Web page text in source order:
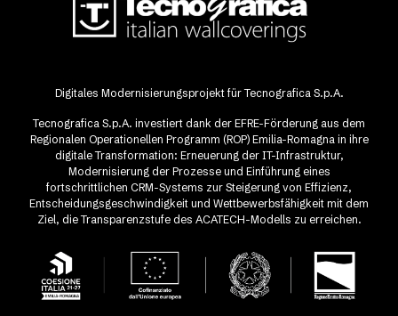
Digitales Modernisierungsprojekt für Tecnografica S.p.A.
Tecnografica S.p.A. investiert dank der EFRE-Förderung aus dem
Regionalen Operationellen Programm (ROP) Emilia-Romagna in ihre
digitale Transformation: Erneuerung der IT-Infrastruktur,
Modernisierung der Prozesse und Einführung eines
fortschrittlichen CRM-Systems zur Steigerung von Effizienz,
Entscheidungsgeschwindigkeit und Wettbewerbsfähigkeit mit dem
Ziel, die Transparenzstufe des ACATECH-Modells zu erreichen.